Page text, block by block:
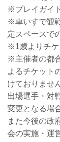
※プレイガイ
※車いすで観
定スペースで
※1歳よりチケ
※主催者の都
よるチケット
けておりませ
出場選手・対
変更となる場
また今後の政
会の実施・運